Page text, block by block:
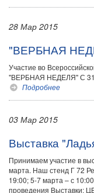
28 Мар 2015
"ВЕРБНАЯ
Участие во
"ВЕРБНАЯ НЕДЕЛЯ" С
Подробнее
03 Мар 2015
Выставка
Принимаем участие в
марта. Наш стенд Г 72
19:00; 5-7 марта – с
проведения Выставки: